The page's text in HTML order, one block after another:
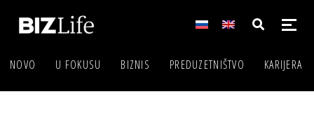
NOVO U FOKUSU BIZNIS PREDUZETNIŠTVO KARIJERA